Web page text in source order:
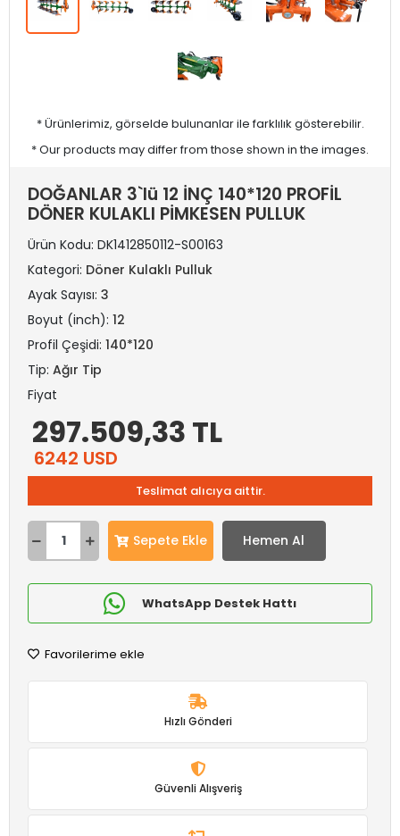
* Ürünlerimiz, görselde bulunanlar ile farklılık gösterebilir.
* Our products may differ from those shown in the images.
DOĞANLAR 3`lü 12 İNÇ 140*120 PROFİL
DÖNER KULAKLI PİMKESEN PULLUK
Ürün Kodu: DK1412850112-S00163
Kategori: Döner Kulaklı Pulluk
Ayak Sayısı: 3
Boyut (inch): 12
Profil Çeşidi: 140*120
Tip: Ağır Tip
Fiyat
297.509,33 TL
6242 USD
Teslimat alıcıya aittir.
Sepete Ekle Hemen Al
WhatsApp Destek Hattı
Favorilerime ekle
Hızlı Gönderi
Güvenli Alışveriş